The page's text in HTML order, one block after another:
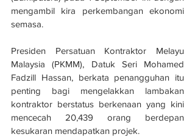
mengambil kira perkembangan ekonomi
semasa.
Presiden Persatuan Kontraktor Melayu
Malaysia (PKMM), Datuk Seri Mohamed
Fadzill Hassan, berkata penangguhan itu
penting bagi mengelakkan lambakan
kontraktor berstatus berkenaan yang kini
mencecah 20,439 orang berdepan
kesukaran mendapatkan projek.